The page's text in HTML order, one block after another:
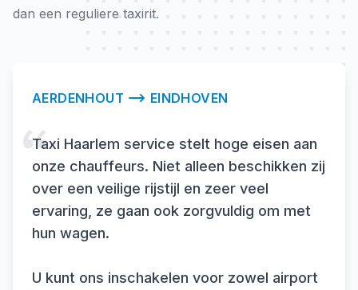
dan een reguliere taxirit.
AERDENHOUT EINDHOVEN
Taxi Haarlem service stelt hoge eisen aan
onze chauffeurs. Niet alleen beschikken zij
over een veilige rijstijl en zeer veel
ervaring, ze gaan ook zorgvuldig om met
hun wagen.
U kunt ons inschakelen voor zowel airport